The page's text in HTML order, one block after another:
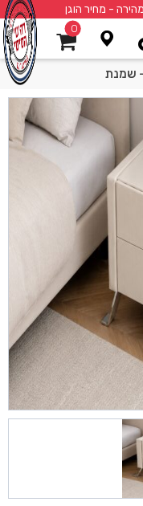
- מחיר הוגן
0
שמנת